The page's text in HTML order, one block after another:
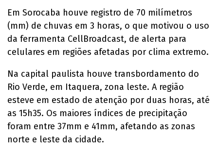
Em Sorocaba houve registro de 70 milímetros
(mm) de chuvas em 3 horas, o que motivou o uso
da ferramenta CellBroadcast, de alerta para
celulares em regiões afetadas por clima extremo.
Na capital paulista houve transbordamento do
Rio Verde, em Itaquera, zona leste. A região
esteve em estado de atenção por duas horas, até
as 15h35. Os maiores índices de precipitação
foram entre 37mm e 41mm, afetando as zonas
norte e leste da cidade.